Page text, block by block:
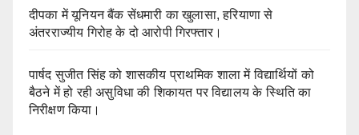
दीपका में यूनियन बैंक सेंधमारी का खुलासा, हरियाणा से
अंतरराज्यीय गिरोह के दो आरोपी गिरफ्तार।
पार्षद सुजीत सिंह को शासकीय प्राथमिक शाला में विद्यार्थियों को
बैठने में हो रही असुविधा की शिकायत पर विद्यालय के स्थिति का
निरीक्षण किया।